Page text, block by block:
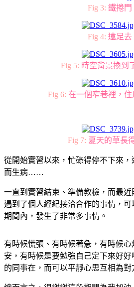
Fig 3: 鐵捲門
Fig 4: 遠足去
Fig 5: 時空背景換到
Fig 6: 在一個窄巷裡，
Fig 7: 夏天的草長
從開始實習以來，忙碌得停不下來
而生病……
一直到實習結束、準備教檢，而最
遇到了個人經紀接洽合作的事情，
期間內，發生了非常多事情。
有時候慌張、有時候著急，有時候
安，有時候是要勉強自己定下來好
的同事在，而可以平靜心思互相為